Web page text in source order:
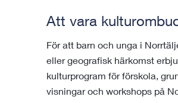
Att vara
För att barn och unga i
eller geografisk härkomst
kulturprogram för förskola,
visningar och workshops på